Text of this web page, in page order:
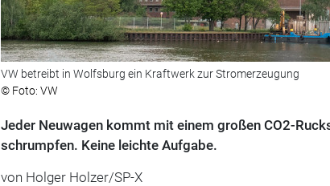
VW betreibt in Wolfsburg ein Kraftwerk zur Stromerzeugung
© Foto: VW
Jeder Neuwagen kommt mit einem großen CO2-
schrumpfen. Keine leichte Aufgabe.
von Holger Holzer/SP-X